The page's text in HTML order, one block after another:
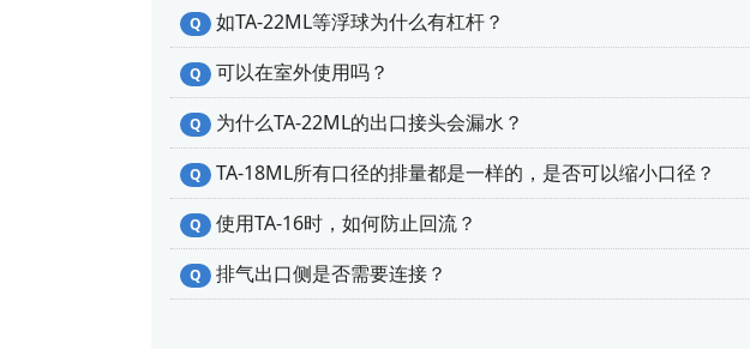
Q 如TA-22ML等浮球为什么有杠杆？
Q 可以在室外使用吗？
Q 为什么TA-22ML的出口接头会漏水？
Q TA-18ML所有口径的排量都是一样的，是否可以缩小口径？
Q 使用TA-16时，如何防止回流？
Q 排气出口侧是否需要连接？